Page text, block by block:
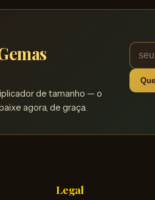
de tamanho — o
agora, de graça.
Legal